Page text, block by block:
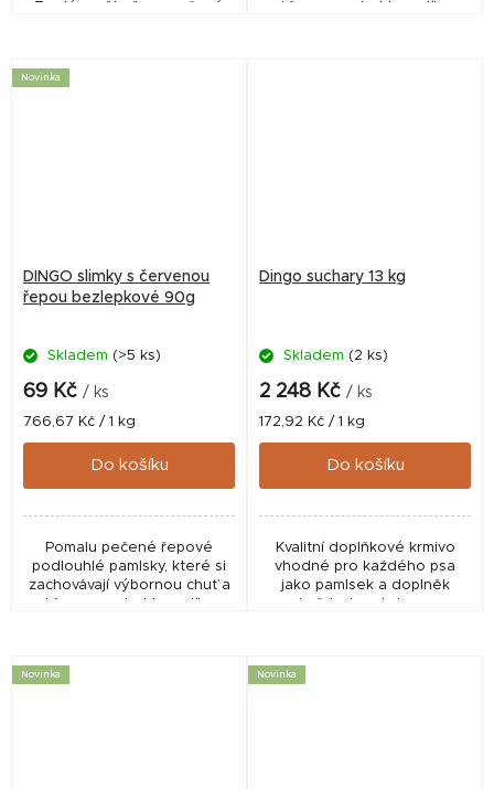
Tvrdé a pěkně propečené
křupavou strukturu díky
Novinka
DINGO slimky s červenou
řepou bezlepkové 90g
Skladem (>5 ks)
69 Kč / ks
Měrná
cena:
766,67 Kč / 1 kg
Do košíku
Pomalu pečené řepové
podlouhlé pamlsky, které si
zachovávají výbornou chuť a
Dingo suchary 13 kg
Skladem (2 ks)
2 248 Kč / ks
Měrná
cena:
172,92 Kč / 1 kg
Do košíku
Kvalitní doplňkové krmivo
vhodné pro každého psa
jako pamlsek a doplněk
Novinka Novinka